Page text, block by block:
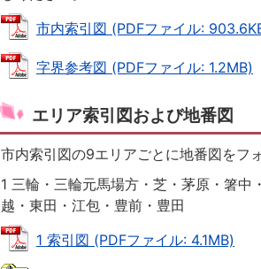
市内索引図 (PDFファイル:
字界参考図 (PDFファイル: 1.2MB)
エリア索引図および地番図
市内索引図の9エリアごとに地番図をフ
1 三輪・三輪元馬場方・芝・茅原・箸
越・東田・江包・豊前・豊田
1 索引図 (PDFファイル: 4.1MB)